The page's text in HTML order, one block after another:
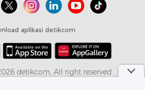
aplikasi detikcom
detikcom, All right reserved